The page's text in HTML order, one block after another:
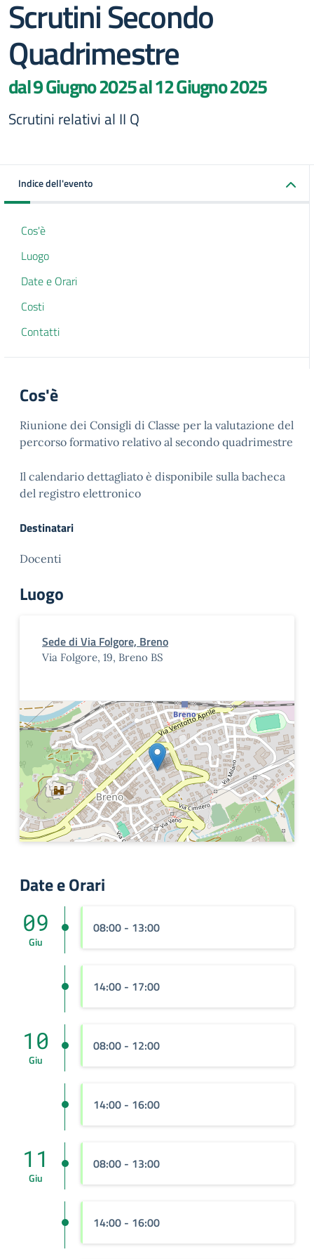
Scrutini Secondo
Quadrimestre
dal 9 Giugno 2025 al 12 Giugno 2025
Scrutini relativi al II Q
Indice dell'evento
Cos'è
Luogo
Date e Orari
Costi
Contatti
Cos'è
Riunione dei Consigli di Classe per la valutazione del
percorso formativo relativo al secondo quadrimestre
Il calendario dettagliato è disponibile sulla bacheca
del registro elettronico
Destinatari
Docenti
Luogo
Sede di Via Folgore, Breno
Via Folgore, 19, Breno BS
Date e Orari
08:00 - 13:00
09
Giu
14:00 - 17:00
08:00 - 12:00
10
Giu
14:00 - 16:00
08:00 - 13:00
11
Giu
14:00 - 16:00